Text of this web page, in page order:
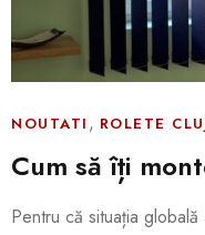
NOUTATI , ROLETE
Cum să îți
Pentru că situația